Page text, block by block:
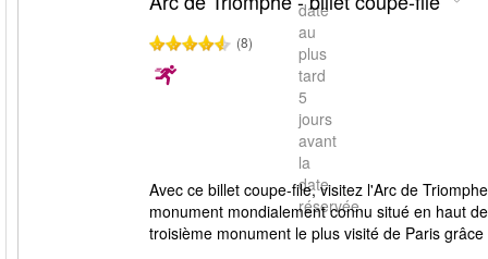
date
au
plus
tard
5
jours
avant
la
date
réservée.
(8)
Avec ce billet coupe-file, visitez l'Arc de
monument mondialement connu situé en haut
troisième monument le plus visité de Paris